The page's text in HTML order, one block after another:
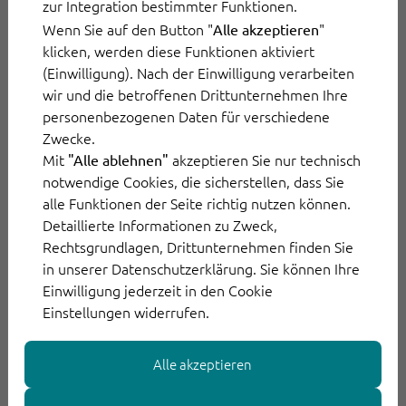
zur Integration bestimmter Funktionen.
Wenn Sie auf den Button "Alle akzeptieren"
klicken, werden diese Funktionen aktiviert
(Einwilligung). Nach der Einwilligung verarbeiten
wir und die betroffenen Drittunternehmen Ihre
personenbezogenen Daten für verschiedene
Zwecke.
Mit "Alle ablehnen" akzeptieren Sie nur technisch
notwendige Cookies, die sicherstellen, dass Sie
alle Funktionen der Seite richtig nutzen können.
Detaillierte Informationen zu Zweck,
Rechtsgrundlagen, Drittunternehmen finden Sie
in unserer Datenschutzerklärung. Sie können Ihre
Einwilligung jederzeit in den Cookie
Einstellungen widerrufen.
Alle akzeptieren
funktioniert das? Weil die kognitiven
Wertbeiträge der Mitarbeiter im Contact
Center durch den Einsatz von KI technisiert
werden können.
eBook lesen: Warum Maschinen Ihre
Mitarbeiter perfekt ergänzen
Individuelle Betreuung von
Kunden durch KI-
Unterstützung
Die
kommt noch dazu. Sie eignet